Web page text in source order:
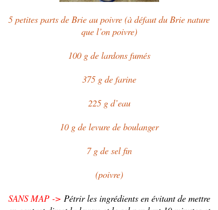
5 petites parts de Brie au poivre (à défaut du Brie nature
que l’on poivre)
100 g de lardons fumés
375 g de farine
225 g d’eau
10 g de levure de boulanger
7 g de sel fin
(poivre)
SANS MAP -> Pétrir les ingrédients en évitant de mettre